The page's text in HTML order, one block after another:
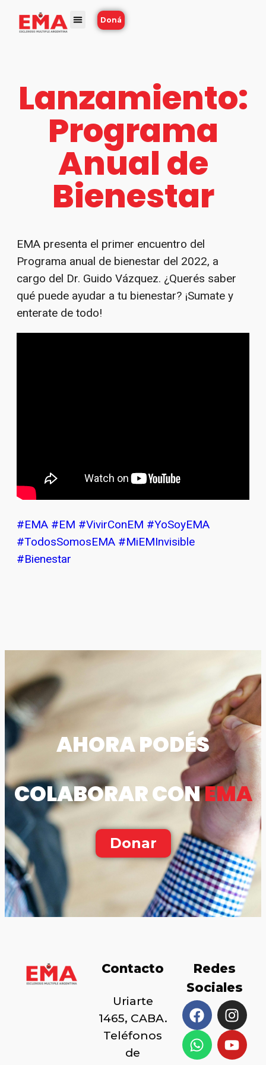
Doná
Lanzamiento:
Programa
Anual de
Bienestar
EMA presenta el primer encuentro del
Programa anual de bienestar del 2022, a
cargo del Dr. Guido Vázquez. ¿Querés saber
qué puede ayudar a tu bienestar? ¡Sumate y
enterate de todo!
#EMA #EM #VivirConEM #YoSoyEMA
#TodosSomosEMA #MiEMInvisible
#Bienestar
AHORA PODÉS
COLABORAR CONEMA
Donar
Contacto
Uriarte
1465, CABA.
Teléfonos
de
Redes
Sociales